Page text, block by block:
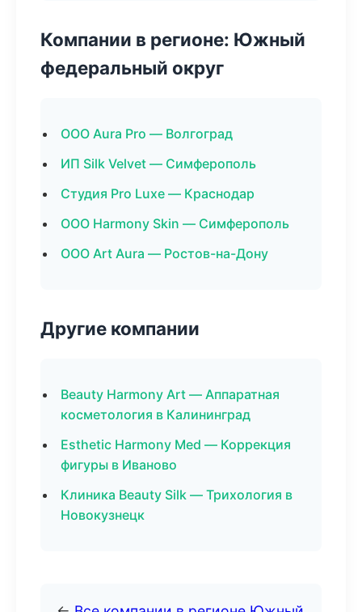
Компании в регионе: Южный
федеральный округ
ООО Aura Pro — Волгоград
ИП Silk Velvet — Симферополь
Студия Pro Luxe — Краснодар
ООО Harmony Skin — Симферополь
ООО Art Aura — Ростов-на-Дону
Другие компании
Beauty Harmony Art — Аппаратная
косметология в Калининград
Esthetic Harmony Med — Коррекция
фигуры в Иваново
Клиника Beauty Silk — Трихология в
Новокузнецк